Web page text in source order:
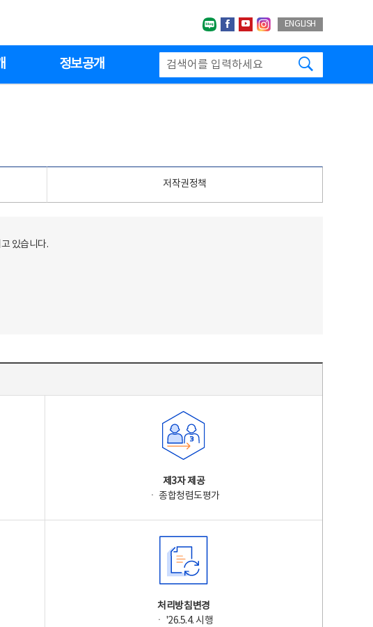
네이버블로그
페이스북
유투브인스타그랩
ENGLISH
정보공개
저작권정책
있습니다.
제3자 제공
ㆍ 종합청렴도평가
처리방침변경
ㆍ '26.5.4. 시행